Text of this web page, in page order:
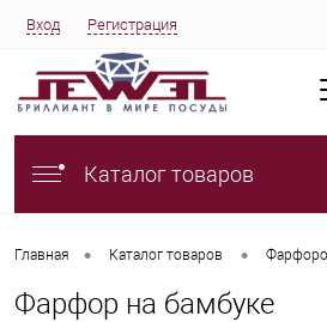
Вход Регистрация
Каталог товаров
Главная • Каталог товаров •
Фарфор на бамбуке